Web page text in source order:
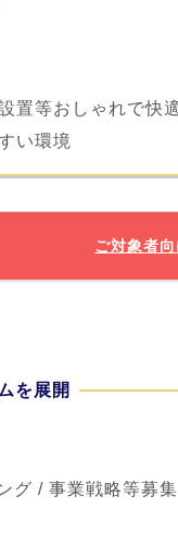
置等おしゃれで快
い環境
ご対象者
を展開
グ / 事業戦略等募集